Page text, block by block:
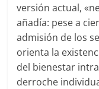
versión actual,
añadía: pese a
admisión de los
orienta la
del bienestar
derroche